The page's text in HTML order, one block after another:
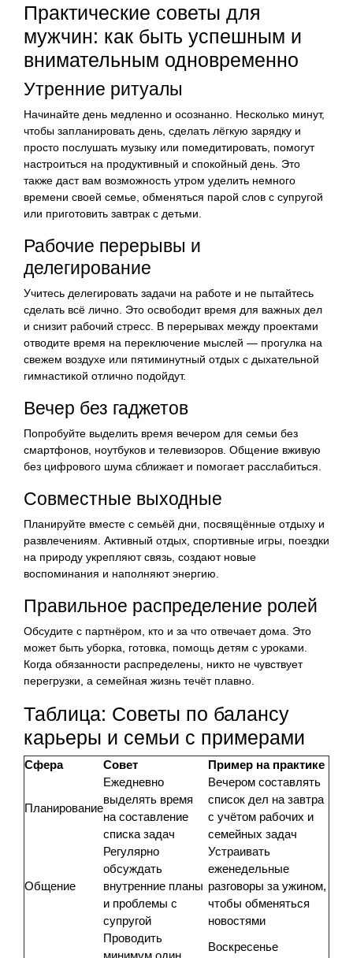
Практические советы для
мужчин: как быть успешным и
внимательным одновременно
Утренние ритуалы
Начинайте день медленно и осознанно. Несколько минут,
чтобы запланировать день, сделать лёгкую зарядку и
просто послушать музыку или помедитировать, помогут
настроиться на продуктивный и спокойный день. Это
также даст вам возможность утром уделить немного
времени своей семье, обменяться парой слов с супругой
или приготовить завтрак с детьми.
Рабочие перерывы и
делегирование
Учитесь делегировать задачи на работе и не пытайтесь
сделать всё лично. Это освободит время для важных дел
и снизит рабочий стресс. В перерывах между проектами
отводите время на переключение мыслей — прогулка на
свежем воздухе или пятиминутный отдых с дыхательной
гимнастикой отлично подойдут.
Вечер без гаджетов
Попробуйте выделить время вечером для семьи без
смартфонов, ноутбуков и телевизоров. Общение вживую
без цифрового шума сближает и помогает расслабиться.
Совместные выходные
Планируйте вместе с семьёй дни, посвящённые отдыху и
развлечениям. Активный отдых, спортивные игры, поездки
на природу укрепляют связь, создают новые
воспоминания и наполняют энергию.
Правильное распределение ролей
Обсудите с партнёром, кто и за что отвечает дома. Это
может быть уборка, готовка, помощь детям с уроками.
Когда обязанности распределены, никто не чувствует
перегрузки, а семейная жизнь течёт плавно.
Таблица: Советы по балансу
карьеры и семьи с примерами
Сфера Совет Пример на практике
Планирование
Ежедневно
выделять время
на составление
списка задач
Вечером составлять
список дел на завтра
с учётом рабочих и
семейных задач
Общение
Регулярно
обсуждать
внутренние планы
и проблемы с
супругой
Устраивать
еженедельные
разговоры за ужином,
чтобы обменяться
новостями
Проводить
минимум один
Воскресенье